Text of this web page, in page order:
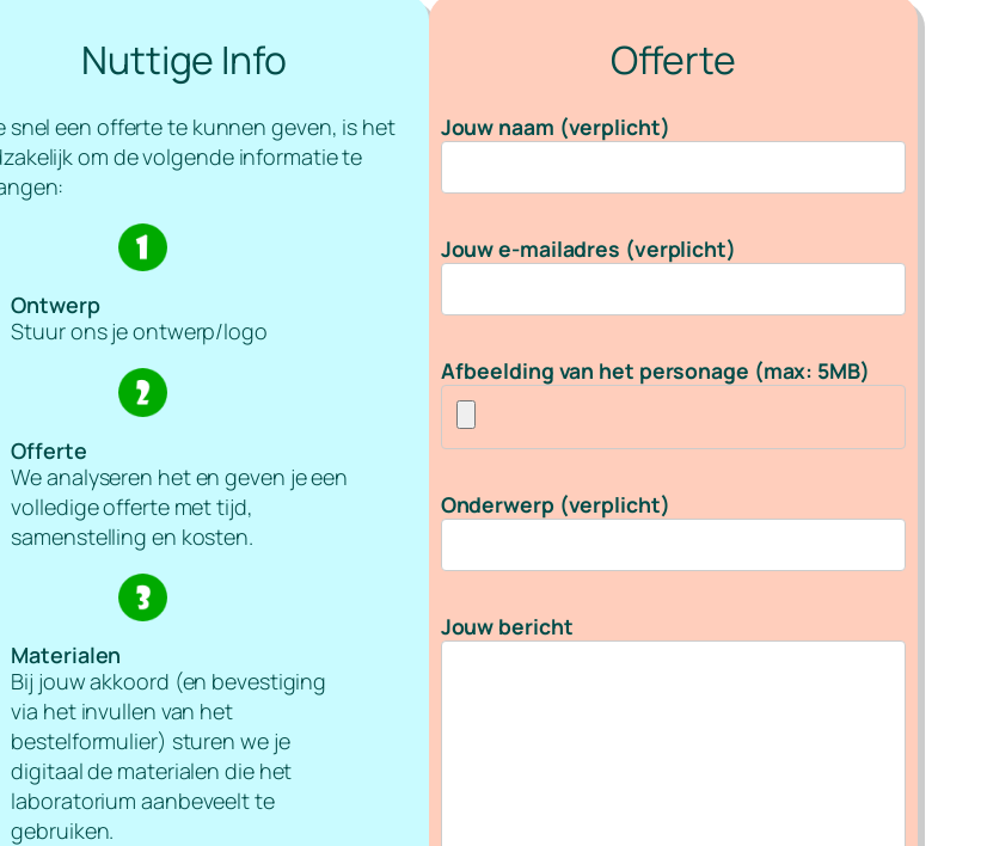
Nuttige Info
snel een offerte te kunnen geven, is het
om de volgende informatie te
Ontwerp
Stuur ons je ontwerp/logo
Offerte
We analyseren het en geven je een
volledige offerte met tijd,
samenstelling en kosten.
Materialen
Bij jouw akkoord (en bevestiging
via het invullen van het
bestelformulier) sturen we je
digitaal de materialen die het
laboratorium aanbeveelt te
gebruiken.
Offerte
Jouw naam (verplicht)
Jouw e-mailadres (verplicht)
Afbeelding van het personage (max: 5MB)
Onderwerp (verplicht)
Jouw bericht